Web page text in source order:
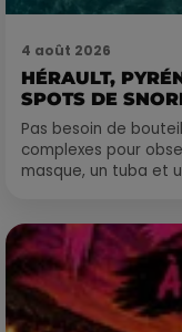
4 août 2026
HÉRAULT,
SPOTS DE
Pas besoin de
complexes pour
masque, un tuba et